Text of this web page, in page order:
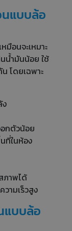
นแบบล้อ
มือนจะเหมาะ
น้ำมันน้อย ใช้
โดยเฉพาะ
อกตัวน้อย
ที่ในห้อง
ภาพได้
ามเร็วสูง
แบบล้อ